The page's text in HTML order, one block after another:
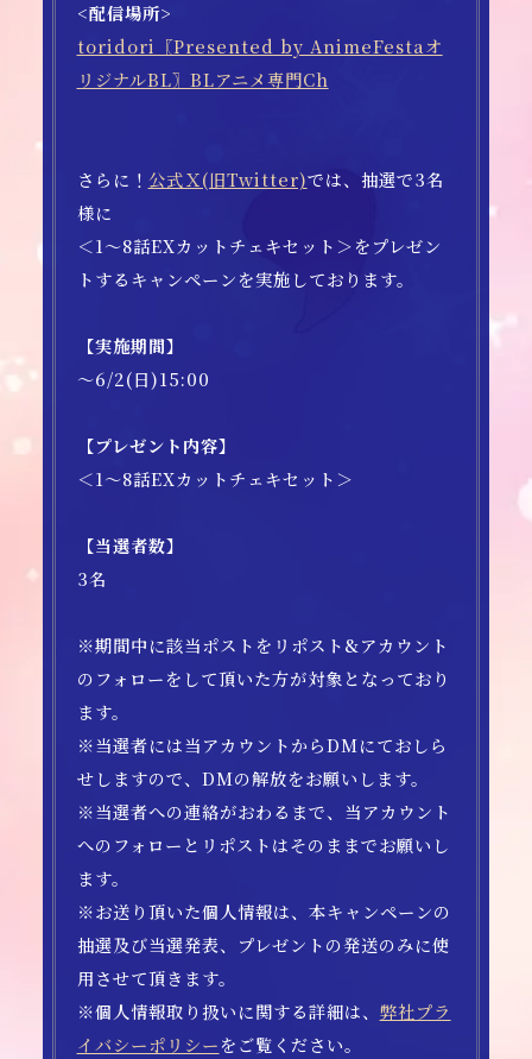
<配信場所>
toridori〖Presented by AnimeFestaオ
リジナルBL〗BLアニメ専門Ch
さらに！ 公式Ｘ(旧Twitter)では、抽選で3名
様に
＜1～8話EXカットチェキセット＞をプレゼン
トするキャンペーンを実施しております。
【実施期間】
～6/2(日)15:00
【プレゼント内容】
＜1～8話EXカットチェキセット＞
【当選者数】
3名
※期間中に該当ポストをリポスト&アカウント
のフォローをして頂いた方が対象となっており
ます。
※当選者には当アカウントからDMにておしら
せしますので、DMの解放をお願いします。
※当選者への連絡がおわるまで、当アカウント
へのフォローとリポストはそのままでお願いし
ます。
※お送り頂いた個人情報は、本キャンペーンの
抽選及び当選発表、プレゼントの発送のみに使
用させて頂きます。
※個人情報取り扱いに関する詳細は、 弊社プラ
イバシーポリシー をご覧ください。